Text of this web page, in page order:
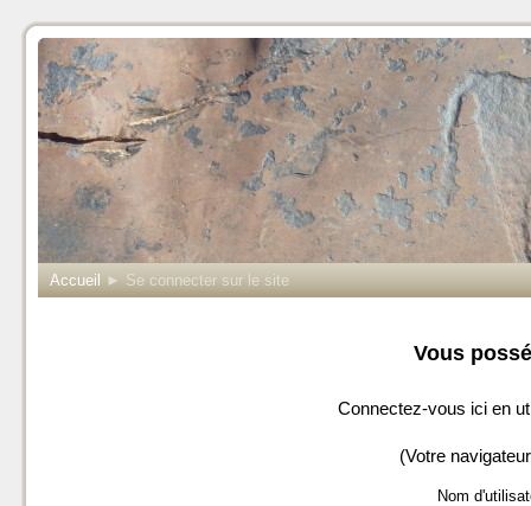
Accueil ► Se connecter sur le site
Vous
Connectez-vous ici en
(Votre
Nom